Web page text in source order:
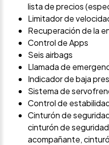
lista de precios
Limitador de
Recuperación de la
Control de Apps
Seis airbags
Llamada de
Indicador de baja
Sistema de
Control de
Cinturón de
cinturón de
acompañante,